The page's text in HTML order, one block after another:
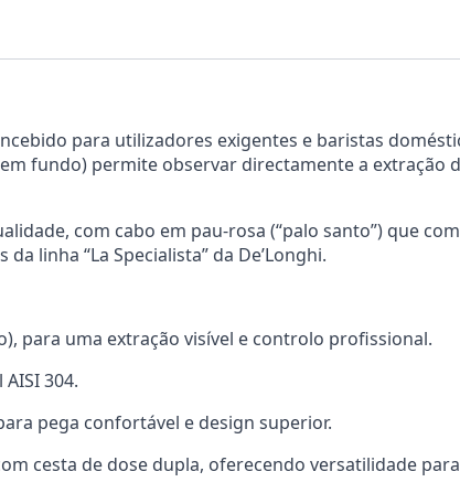
para utilizadores exigentes e baristas
fundo) permite observar directamente a extração
com cabo em pau-rosa (“palo santo”) que
linha “La Specialista” da De’Longhi.
para uma extração visível e controlo profissional.
304.
pega confortável e design superior.
cesta de dose dupla, oferecendo versatilidade